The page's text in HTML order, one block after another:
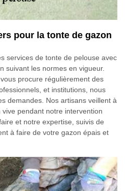
pour la tonte de gazon
services de tonte de pelouse avec
suivant les normes en vigueur.
procure régulièrement des
et institutions, nous
demandes. Nos artisans veillent à
pendant notre intervention
et notre expertise, suivis de
à faire de votre gazon épais et